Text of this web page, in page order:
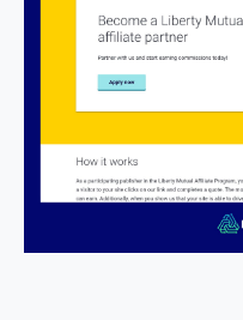
Liberty Mutual은 다양한